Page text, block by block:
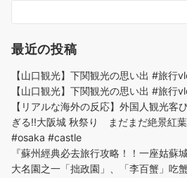
最近の投稿
【山口観光】下関観光の思い出 #旅行
【山口観光】下関観光の思い出 #旅行
【リアルな海外の反応】外国人観光客
ぎる!!大阪城 秋祭り まだまだ絶景紅
#osaka #castle
『蘇州經典必去旅行攻略！！一座姑蘇
大名園之一「拙政園」、「李百蟹」吃